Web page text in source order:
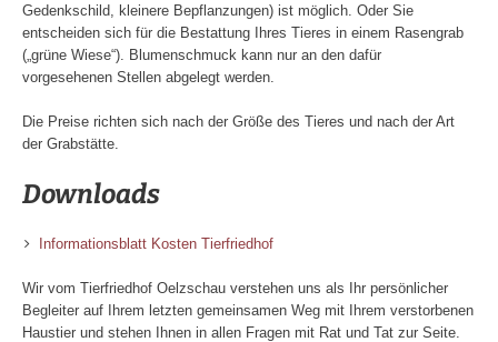
Gedenkschild, kleinere Bepflanzungen) ist möglich. Oder Sie
entscheiden sich für die Bestattung Ihres Tieres in einem Rasengrab
(„grüne Wiese“). Blumenschmuck kann nur an den dafür
vorgesehenen Stellen abgelegt werden.
Die Preise richten sich nach der Größe des Tieres und nach der Art
der Grabstätte.
Downloads
Informationsblatt Kosten Tierfriedhof
Wir vom Tierfriedhof Oelzschau verstehen uns als Ihr persönlicher
Begleiter auf Ihrem letzten gemeinsamen Weg mit Ihrem verstorbenen
Haustier und stehen Ihnen in allen Fragen mit Rat und Tat zur Seite.